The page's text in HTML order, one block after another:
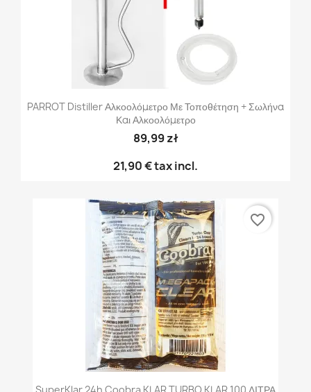
PARROT Distiller Αλκοολόμετρο Με Τοποθέτηση + Σωλήνα
Και Αλκοολόμετρο
89,99 zł
21,90 €tax incl.
favorite_border